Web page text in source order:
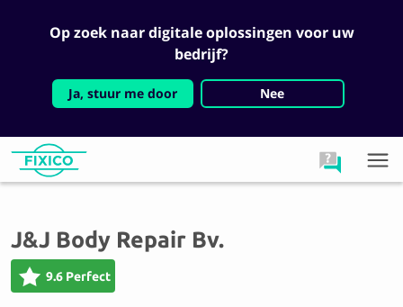
Op zoek naar digitale oplossingen voor uw
bedrijf?
Ja, stuur me door Nee
J&J Body Repair Bv.
9.6 Perfect